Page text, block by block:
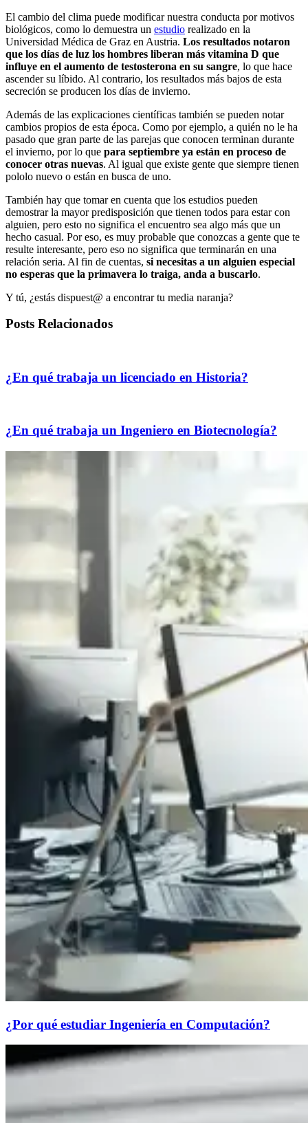
El cambio del clima puede modificar nuestra conducta por motivos
biológicos, como lo demuestra un estudio realizado en la
Universidad Médica de Graz en Austria. Los resultados notaron
que los días de luz los hombres liberan más vitamina D que
influye en el aumento de testosterona en su sangre, lo que hace
ascender su líbido. Al contrario, los resultados más bajos de esta
secreción se producen los días de invierno.
Además de las explicaciones científicas también se pueden notar
cambios propios de esta época. Como por ejemplo, a quién no le ha
pasado que gran parte de las parejas que conocen terminan durante
el invierno, por lo que para septiembre ya están en proceso de
conocer otras nuevas. Al igual que existe gente que siempre tienen
pololo nuevo o están en busca de uno.
También hay que tomar en cuenta que los estudios pueden
demostrar la mayor predisposición que tienen todos para estar con
alguien, pero esto no significa el encuentro sea algo más que un
hecho casual. Por eso, es muy probable que conozcas a gente que te
resulte interesante, pero eso no significa que terminarán en una
relación seria. Al fin de cuentas, si necesitas a un alguien especial
no esperas que la primavera lo traiga, anda a buscarlo.
Y tú, ¿estás dispuest@ a encontrar tu media naranja?
Posts Relacionados
¿En qué trabaja un licenciado en Historia?
¿En qué trabaja un Ingeniero en Biotecnología?
¿Por qué estudiar Ingeniería en Computación?